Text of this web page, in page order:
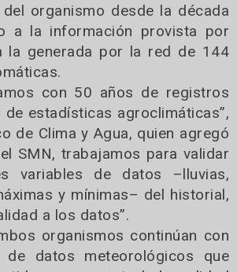
del organismo desde la década
a la información provista por
la generada por la red de 144
con 50 años de registros
estadísticas agroclimáticas”,
de Clima y Agua, quien agregó
SMN, trabajamos para validar
variables de datos –lluvias,
y mínimas– del historial,
a los datos”.
organismos continúan con
de datos meteorológicos que